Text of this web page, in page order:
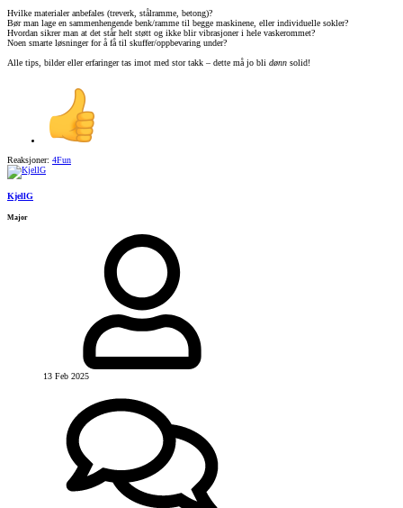
Hvilke materialer anbefales (treverk, stålramme, betong)?
Bør man lage en sammenhengende benk/ramme til begge maskinene, eller individuelle sokler?
Hvordan sikrer man at det står helt støtt og ikke blir vibrasjoner i hele vaskerommet?
Noen smarte løsninger for å få til skuffer/oppbevaring under?
Alle tips, bilder eller erfaringer tas imot med stor takk – dette må jo bli dønn solid!
Reaksjoner: 4Fun
KjellG
Major
13 Feb 2025